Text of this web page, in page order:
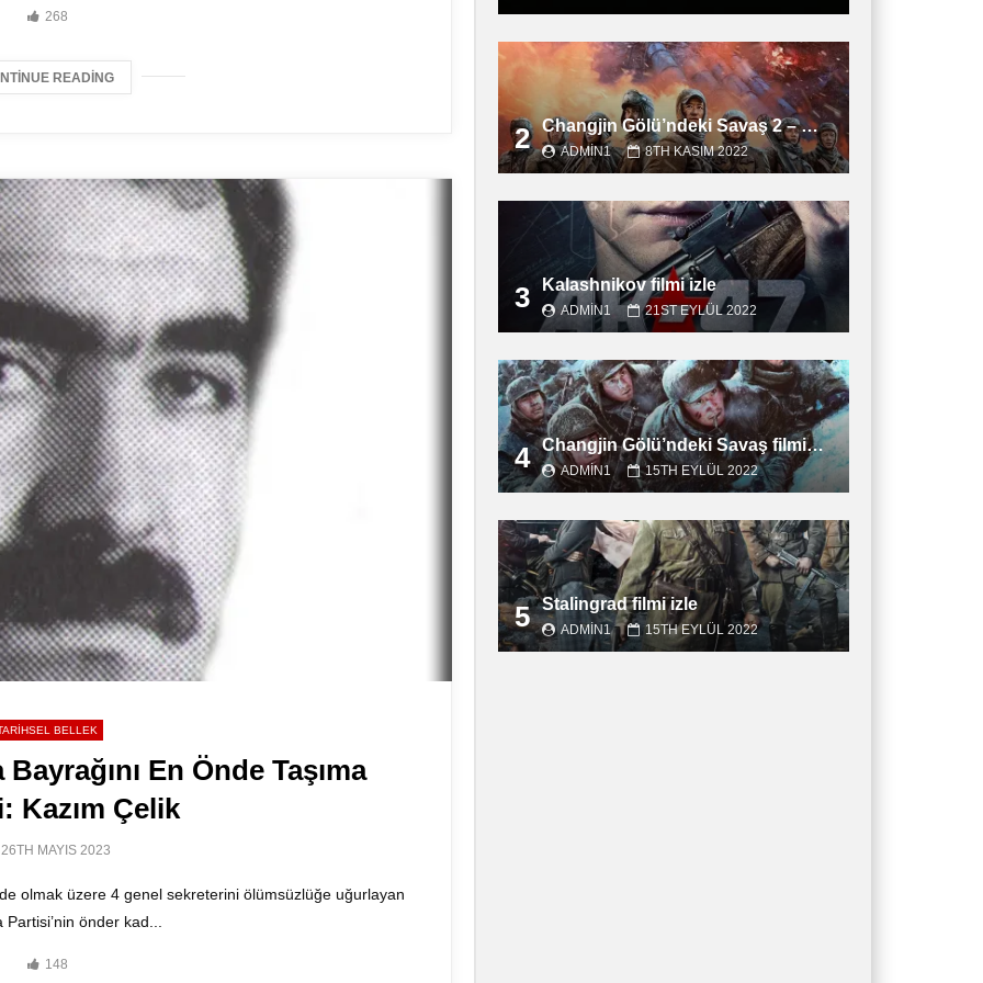
268
READING
BELLEK
En Önde Taşıma
Kazım Çelik
26TH MAYIS 2023
olmak üzere 4 genel sekreterini ölümsüzlüğe uğurlayan
Partisi’nin önder kad...
148
2 Changjin Gölü’ndeki Savaş 2 – Water Gate Bridge filmini izle
ADMIN1 8TH KASIM 2022
3 Kalashnikov filmi izle
ADMIN1 21ST EYLÜL 2022
4 Changjin Gölü’ndeki Savaş filmini izle
ADMIN1 15TH EYLÜL 2022
5 Stalingrad filmi izle
ADMIN1 15TH EYLÜL 2022